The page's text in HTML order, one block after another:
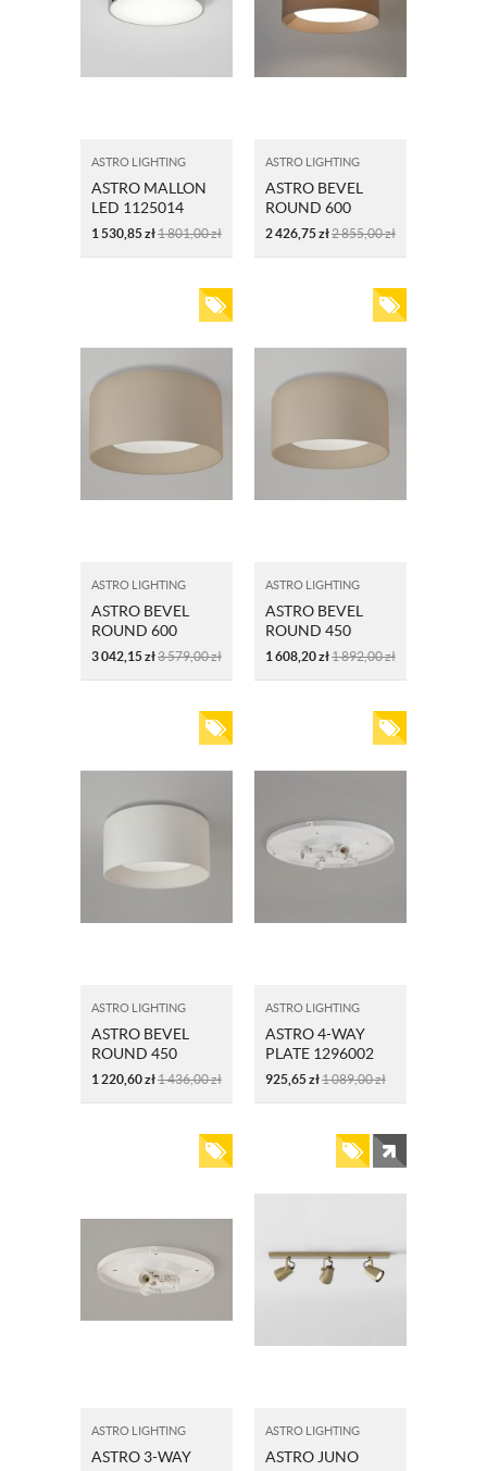
ASTRO LIGHTING
ASTRO MALLON
LED 1125014
CHROM
1 530,85zł1 801,00zł
ASTRO LIGHTING
ASTRO BEVEL
ROUND 600
5021001 BIAŁY
2 426,75zł2 855,00zł
ASTRO LIGHTING
ASTRO BEVEL
ROUND 600
5021009
3 042,15zł3 579,00zł
ASTRO LIGHTING
ASTRO BEVEL
ROUND 450
5021011
1 608,20zł1 892,00zł
ASTRO LIGHTING
ASTRO BEVEL
ROUND 450
5021003 BIAŁY
1 220,60zł1 436,00zł
ASTRO LIGHTING
ASTRO 4-WAY
PLATE 1296002
925,65zł1 089,00zł
ASTRO LIGHTING
ASTRO 3-WAY
ASTRO LIGHTING
ASTRO JUNO